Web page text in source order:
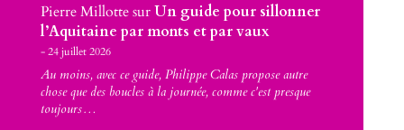
Pierre MillottesurUn guide pour sillonner
l’Aquitaine par monts et par vaux
24 juillet 2026
Au moins, avec ce guide, Philippe Calas propose autre
chose que des boucles à la journée, comme c'est presque
toujours…